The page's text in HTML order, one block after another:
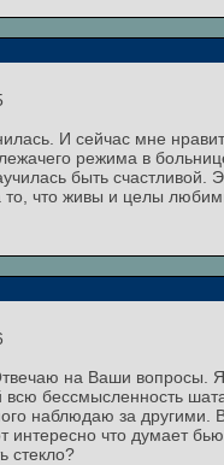
И сейчас мне
режима в
быть счастливой.
то, что живы и целы
на Ваши
бессмысленность
наблюдаю за другими.
интересно что думает
стекло?